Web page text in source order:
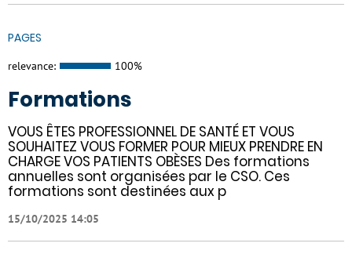
PAGES
relevance: 100%
Formations
VOUS ÊTES PROFESSIONNEL DE SANTÉ ET VOUS
SOUHAITEZ VOUS FORMER POUR MIEUX PRENDRE EN
CHARGE VOS PATIENTS OBÈSES Des formations
annuelles sont organisées par le CSO. Ces
formations sont destinées aux p
15/10/2025 14:05